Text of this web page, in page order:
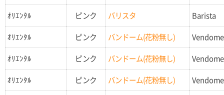
ｵﾘｴﾝﾀﾙ
ピンク バリスタ
Barista
ｵﾘｴﾝﾀﾙ
ピンク バンドーム(花粉無し)
Vendome
ｵﾘｴﾝﾀﾙ
ピンク バンドーム(花粉無し)
Vendome
ｵﾘｴﾝﾀﾙ
ピンク バンドーム(花粉無し)
Vendome